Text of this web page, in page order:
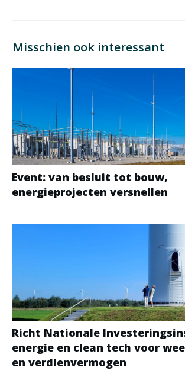
Misschien ook interessant
Event: van besluit tot bouw,
energieprojecten versnellen
Richt Nationale
energie en clean tech voor
en verdienvermogen